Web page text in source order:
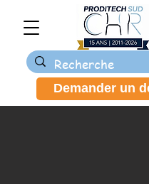
Demander un